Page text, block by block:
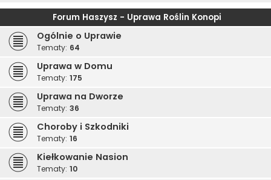
Forum Haszysz - Uprawa Roślin Konopi
Ogólnie o Uprawie
Tematy: 64
Uprawa w Domu
Tematy: 175
Uprawa na Dworze
Tematy: 36
Choroby i Szkodniki
Tematy: 16
Kiełkowanie Nasion
Tematy: 10